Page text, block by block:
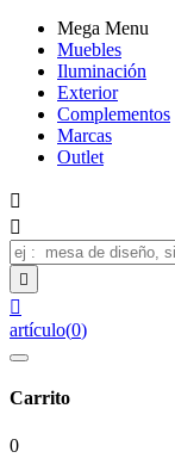
Mega Menu
Muebles
Iluminación
Exterior
Complementos
Marcas
Outlet




artículo(0)
Carrito
0